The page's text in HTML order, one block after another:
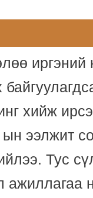
иргэний
хийж
ээлжит
Тус